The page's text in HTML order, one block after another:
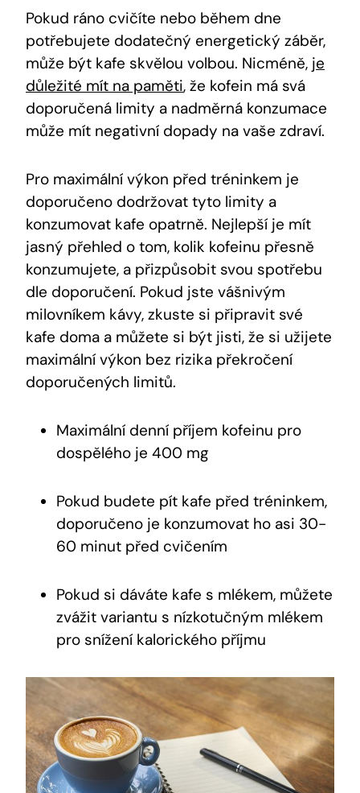
Pokud ráno cvičíte ‍nebo během dne
potřebujete dodatečný ⁢energetický záběr,
může ⁤být kafe skvělou volbou. Nicméně, je
důležité mít na paměti, že kofein má svá
doporučená⁣ limity a nadměrná konzumace
může ​mít negativní⁣ dopady na vaše zdraví.
Pro ‍maximální výkon před tréninkem‌ je
doporučeno dodržovat tyto limity a
konzumovat kafe opatrně. Nejlepší je‌ mít
jasný přehled o tom, kolik kofeinu přesně
konzumujete, a přizpůsobit svou ‌spotřebu
dle⁤ doporučení. Pokud jste⁤ vášnivým
milovníkem kávy, zkuste si připravit své
kafe doma⁤ a můžete si být ​jisti, že si ⁣užijete
maximální výkon ‍bez rizika překročení
doporučených limitů.
Maximální denní ⁢příjem kofeinu ⁢pro
dospělého je 400 mg
Pokud‍ budete pít kafe před tréninkem,
doporučeno je konzumovat ho asi ‍30-
60 minut před cvičením
Pokud si dáváte kafe s mlékem,‍ můžete
⁤zvážit variantu ⁢s nízkotučným mlékem
pro snížení kalorického příjmu